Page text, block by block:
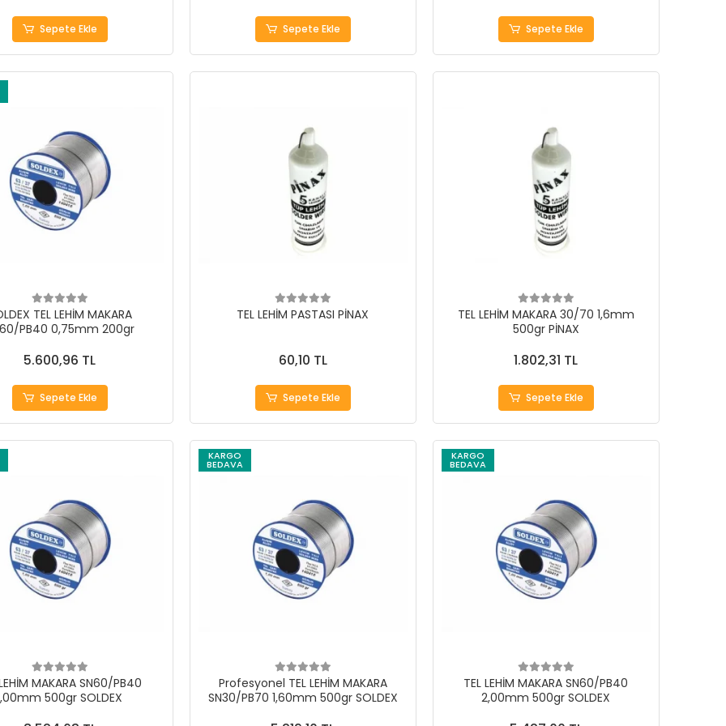
Sepete Ekle Sepete Ekle Sepete Ekle
TEL LEHİM MAKARA
PB40 0,75mm 200gr
5.600,96 TL
Sepete Ekle
TEL LEHİM PASTASI PİNAX
60,10 TL
Sepete Ekle
TEL LEHİM MAKARA 30/70 1,6mm
500gr PİNAX
1.802,31 TL
Sepete Ekle
MAKARA SN60/PB40
500gr SOLDEX
KARGO
BEDAVA
Profesyonel TEL LEHİM MAKARA
SN30/PB70 1,60mm 500gr SOLDEX
KARGO
BEDAVA
TEL LEHİM MAKARA SN60/PB40
2,00mm 500gr SOLDEX